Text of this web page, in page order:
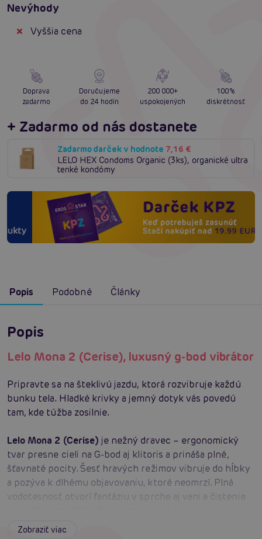
Nevýhody
Vyššia cena
Doprava
zadarmo
Doručujeme
do 24 hodín
200 000+
uspokojených
100%
diskrétnosť
+ Zadarmo od nás dostanete
Zadarmo darček v hodnote 7,16 €
LELO HEX Condoms Organic (3ks), organické ultra
tenké kondómy
Popis Podobné Články
Popis
Lelo Mona 2 (Cerise), luxusný g-bod vibrátor
Pripravte sa na šteklivú jazdu, ktorá rozvibruje každú
bunku tela. Hladké krivky a jemný dotyk vás povedú
tam, kde túžba zosilnie.
Lelo Mona 2 (Cerise) je nežný dravec – ergonomický
tvar presne cieli na G-bod aj klitoris a prináša plné,
šťavnaté pocity. Šesť hravých režimov vibruje do hĺbky
a pozýva k dlhému objavovaniu, ktoré neomrzí. Plná
vodotesnosť otvorí fantáziu v sprche aj vani a čistenie
predošlej verzii rozprúdi rozkoš a pritom zostáva
Zobraziť viac